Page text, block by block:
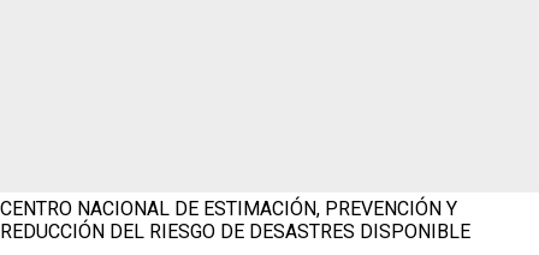
CENTRO NACIONAL DE ESTIMACIÓN, PREVENCIÓN Y
REDUCCIÓN DEL RIESGO DE DESASTRES DISPONIBLE